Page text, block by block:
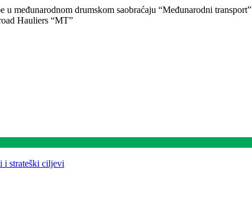
u međunarodnom drumskom saobraćaju “Međunarodni transport”
Hauliers “MT”
i strateški ciljevi